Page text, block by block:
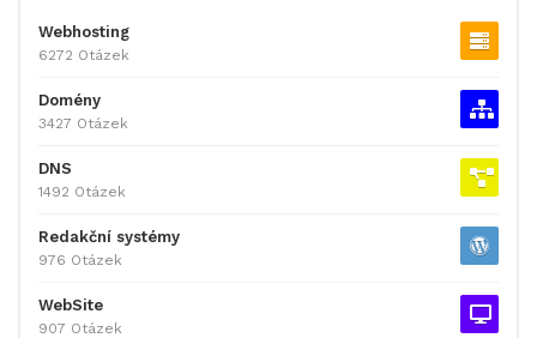
Webhosting
6272 Otázek
Domény
3427 Otázek
DNS
1492 Otázek
Redakční systémy
976 Otázek
WebSite
907 Otázek